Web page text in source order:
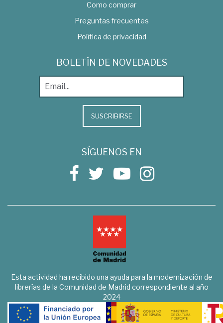
Como comprar
Preguntas frecuentes
Política de privacidad
BOLETÍN DE NOVEDADES
SUSCRIBIRSE
SÍGUENOS EN
Esta actividad ha recibido una ayuda para la modernización de
librerías de la Comunidad de Madrid correspondiente al año
2024